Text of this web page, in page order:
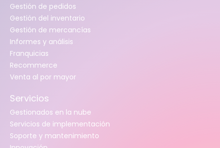
Gestión de pedidos
Gestión del inventario
Gestión de mercancías
Informes y análisis
Franquicias
Recommerce
Venta al por mayor
Servicios
Gestionados en la nube
Servicios de implementación
Soporte y mantenimiento